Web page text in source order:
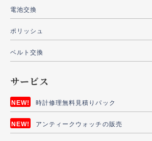
電池交換
ポリッシュ
ベルト交換
サービス
時計修理無料見積りパック
アンティークウォッチの販売